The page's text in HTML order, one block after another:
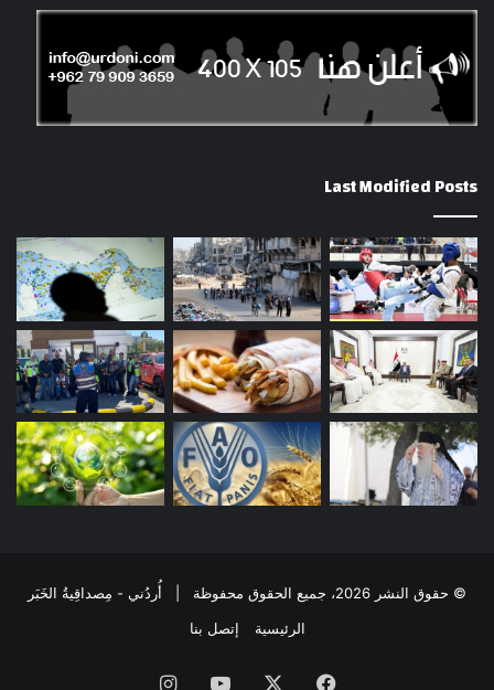
Last Modified Posts
© حقوق النشر 2026، جميع الحقوق محفوظة | أُردُني - مِصداقِيةُ الخَبَر
الرئيسية
إتصل بنا
فيسبوك ‫YouTube